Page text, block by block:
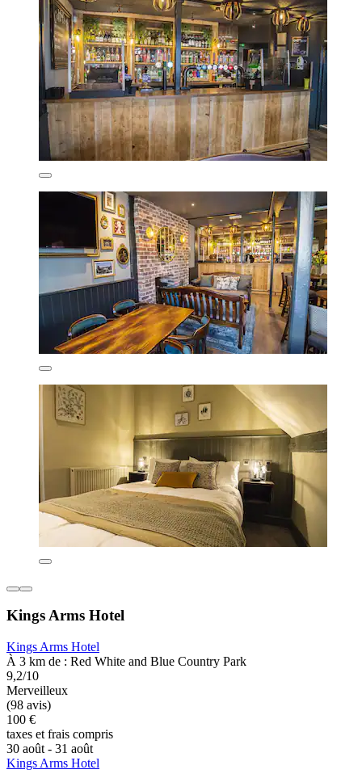
Kings Arms Hotel
Kings Arms Hotel
À 3 km de : Red White and Blue Country Park
9,2/10
Merveilleux
(98 avis)
100 €
taxes et frais compris
30 août - 31 août
Kings Arms Hotel